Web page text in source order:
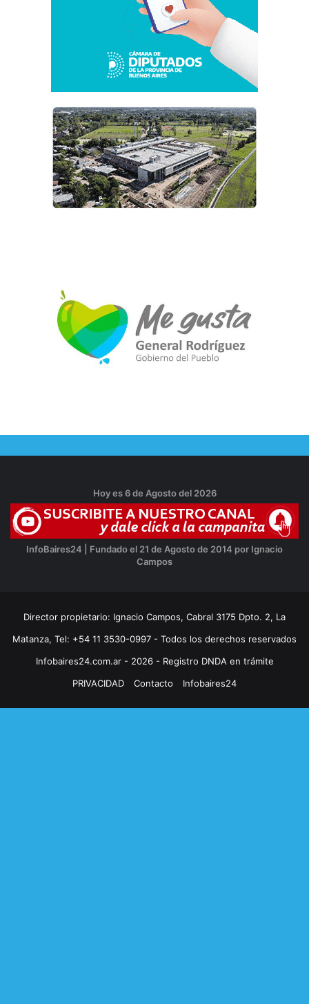
Hoy es 6 de Agosto del 2026
InfoBaires24 | Fundado el 21 de Agosto de 2014 por Ignacio
Campos
Director propietario: Ignacio Campos, Cabral 3175 Dpto. 2, La
Matanza, Tel: +54 11 3530-0997 - Todos los derechos reservados
Infobaires24.com.ar - 2026 - Registro DNDA en trámite
PRIVACIDAD
Contacto Infobaires24